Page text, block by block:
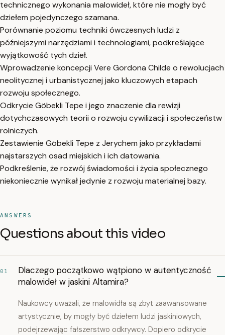
technicznego wykonania malowideł, które nie mogły być
dziełem pojedynczego szamana.
Porównanie poziomu techniki ówczesnych ludzi z
późniejszymi narzędziami i technologiami, podkreślające
wyjątkowość tych dzieł.
Wprowadzenie koncepcji Vere Gordona Childe o rewolucjach
neolitycznej i urbanistycznej jako kluczowych etapach
rozwoju społecznego.
Odkrycie Göbekli Tepe i jego znaczenie dla rewizji
dotychczasowych teorii o rozwoju cywilizacji i społeczeństw
rolniczych.
Zestawienie Göbekli Tepe z Jerychem jako przykładami
najstarszych osad miejskich i ich datowania.
Podkreślenie, że rozwój świadomości i życia społecznego
niekoniecznie wynikał jedynie z rozwoju materialnej bazy.
ANSWERS
Questions about this video
01
Dlaczego początkowo wątpiono w autentyczność
malowideł w jaskini Altamira?
Naukowcy uważali, że malowidła są zbyt zaawansowane
artystycznie, by mogły być dziełem ludzi jaskiniowych,
podejrzewając fałszerstwo odkrywcy. Dopiero odkrycie